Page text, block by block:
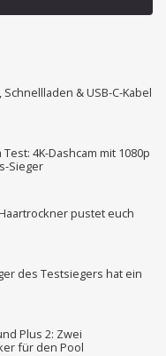
& USB-C-Kabel
4K-Dashcam mit 1080p
Sieger
pustet euch
des Testsiegers hat ein
Plus 2: Zwei
für den Pool